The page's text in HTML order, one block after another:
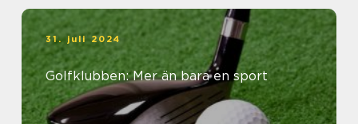
31. juli 2024
Golfklubben: Mer än bara en sport